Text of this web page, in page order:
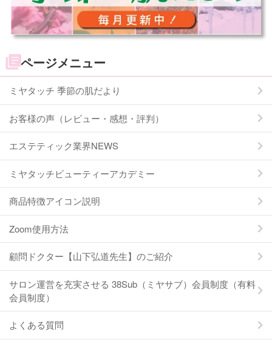
ページメニュー
ミヤタッチ 季節の肌だより
お客様の声（レビュー・感想・評判）
エステティック業界NEWS
ミヤタッチビューティーアカデミー
商品特徴アイコン説明
Zoom使用方法
顧問ドクター【山下弘道先生】のご紹介
サロン運営を充実させる 38Sub（ミヤサブ）会員制度（有料
会員制度）
よくある質問